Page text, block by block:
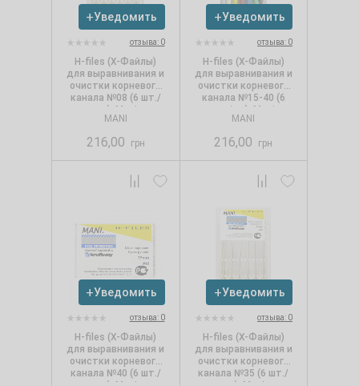
Уведомить
отзыва: 0
Н-files (Х-Файлы)
для выравнивания и
очистки корневого
канала №08 (6 шт./
уп.), Mani
MANI
216,00 грн
Уведомить
отзыва: 0
Н-files (Х-Файлы)
для выравнивания и
очистки корневого
канала №15-40 (6
шт./уп.), Mani
MANI
216,00 грн
Уведомить
отзыва: 0
Н-files (Х-Файлы)
для выравнивания и
очистки корневого
канала №40 (6 шт./
Уведомить
отзыва: 0
Н-files (Х-Файлы)
для выравнивания и
очистки корневого
канала №35 (6 шт./